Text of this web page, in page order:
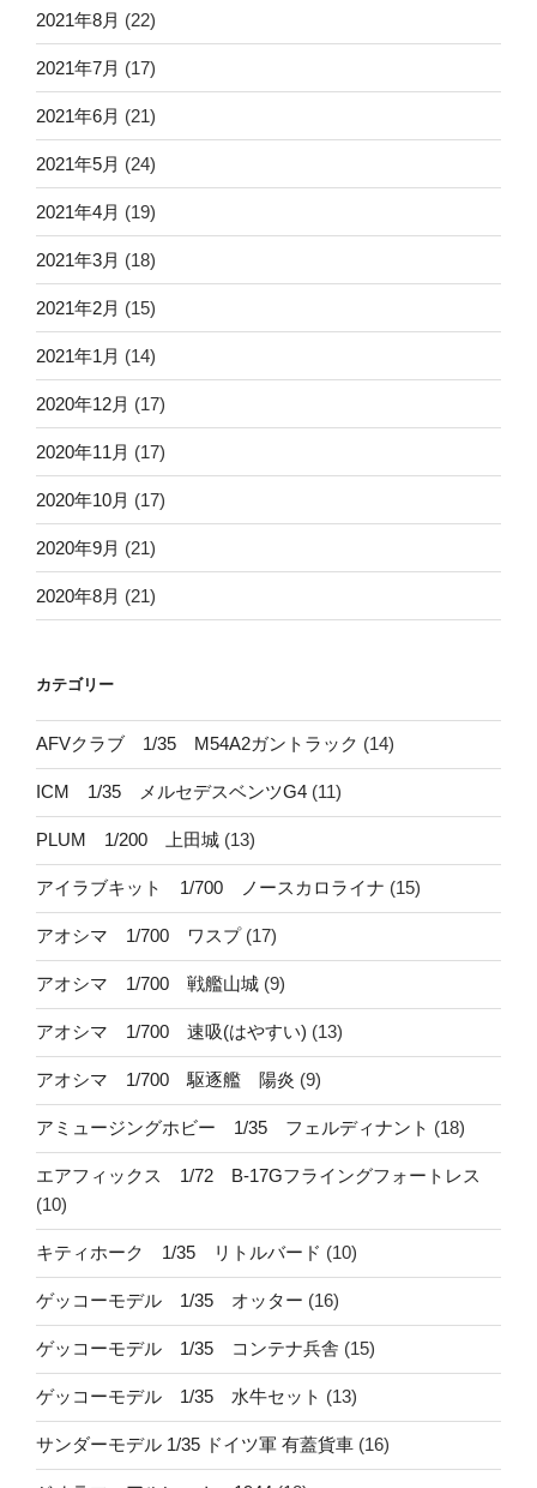
2021年8月 (22)
2021年7月 (17)
2021年6月 (21)
2021年5月 (24)
2021年4月 (19)
2021年3月 (18)
2021年2月 (15)
2021年1月 (14)
2020年12月 (17)
2020年11月 (17)
2020年10月 (17)
2020年9月 (21)
2020年8月 (21)
カテゴリー
AFVクラブ 1/35 M54A2ガントラック (14)
ICM 1/35 メルセデスベンツG4 (11)
PLUM 1/200 上田城 (13)
アイラブキット 1/700 ノースカロライナ (15)
アオシマ 1/700 ワスプ(17)
アオシマ 1/700 戦艦山城 (9)
アオシマ 1/700 速吸(はやすい) (13)
アオシマ 1/700 駆逐艦 陽炎 (9)
アミュージングホビー 1/35 フェルディナント (18)
エアフィックス 1/72 B-17Gフライングフォートレス
(10)
キティホーク 1/35 リトルバード (10)
ゲッコーモデル 1/35 オッター (16)
ゲッコーモデル 1/35 コンテナ兵舎 (15)
ゲッコーモデル 1/35 水牛セット (13)
サンダーモデル 1/35 ドイツ軍 有蓋貨車 (16)